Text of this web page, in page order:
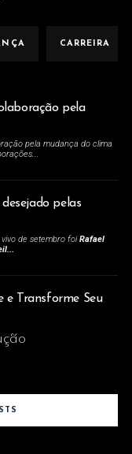
CARREIRA
pela
pela mudança do clima
pelas
de setembro foiRafael
e Transforme Seu